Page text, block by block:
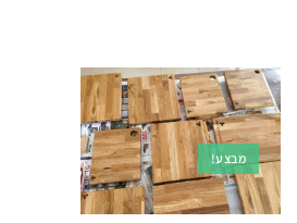
מבצע!